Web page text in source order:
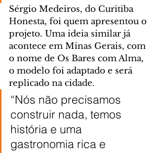
Sérgio Medeiros, do Curitiba
Honesta, foi quem apresentou o
projeto. Uma ideia similar já
acontece em Minas Gerais, com
o nome de Os Bares com Alma,
o modelo foi adaptado e será
replicado na cidade.
“Nós não precisamos
construir nada, temos
história e uma
gastronomia rica e